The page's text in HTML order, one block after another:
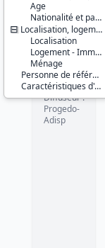
Age
Nationalité et pays de naissance
Localisation, logement, ménage
Localisation
Logement - Immeuble
Ménage
Personne de référence du ménage
Caractéristiques d'enquête
Couverture
géographique :
France
métropolitaine
Producteur :
INSEE
Diffuseur :
Progedo-
Adisp